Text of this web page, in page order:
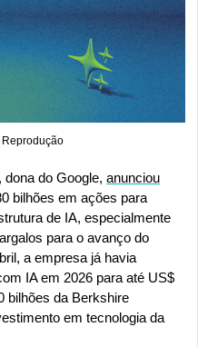
Reprodução
dona do Google, anunciou
bilhões em ações para
para o avanço do
a empresa já havia
IA em 2026 para até US$
bilhões da Berkshire
em tecnologia da